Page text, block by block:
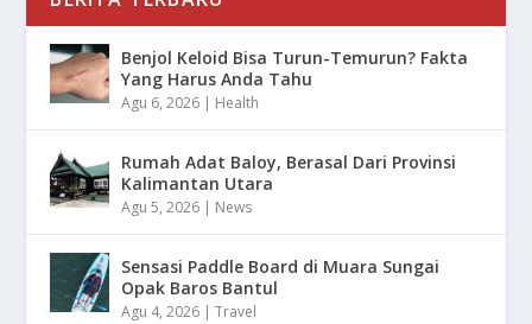
Benjol Keloid Bisa Turun-Temurun? Fakta
Yang Harus Anda Tahu
Agu 6, 2026 | Health
Rumah Adat Baloy, Berasal Dari Provinsi
Kalimantan Utara
Agu 5, 2026 | News
Sensasi Paddle Board di Muara Sungai
Opak Baros Bantul
Agu 4, 2026 |Travel